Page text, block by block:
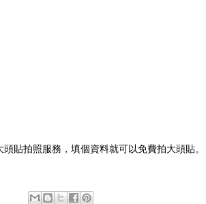
頭貼拍照服務，填個資料就可以免費拍大頭貼。